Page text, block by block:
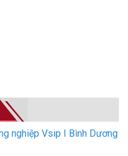
nghiệp Vsip I Bình Dương